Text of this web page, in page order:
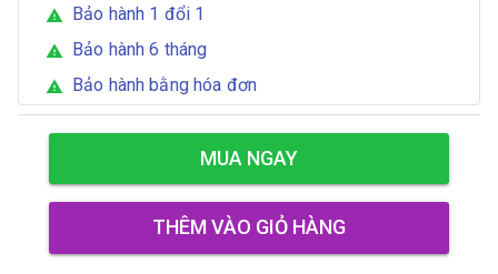
warning Bảo hành 1 đổi 1
warning Bảo hành 6 tháng
warning Bảo hành bằng hóa đơn
MUA NGAY
THÊM VÀO GIỎ HÀNG